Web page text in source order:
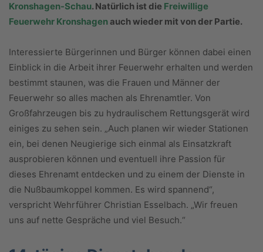
Kronshagen-Schau. Natürlich ist die Freiwillige
Feuerwehr Kronshagenauch wieder mit von der Partie.
Interessierte Bürgerinnen und Bürger können dabei einen
Einblick in die Arbeit ihrer Feuerwehr erhalten und werden
bestimmt staunen, was die Frauen und Männer der
Feuerwehr so alles machen als Ehrenamtler. Von
Großfahrzeugen bis zu hydraulischem Rettungsgerät wird
einiges zu sehen sein. „Auch planen wir wieder Stationen
ein, bei denen Neugierige sich einmal als Einsatzkraft
ausprobieren können und eventuell ihre Passion für
dieses Ehrenamt entdecken und zu einem der Dienste in
die Nußbaumkoppel kommen. Es wird spannend“,
verspricht Wehrführer Christian Esselbach. „Wir freuen
uns auf nette Gespräche und viel Besuch.“